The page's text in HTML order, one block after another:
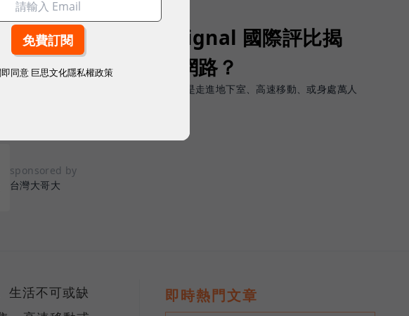
3C生活
極速迷思」！Opensignal 國際評比揭
麼才是 5G 時代的好網路？
路服務，不是測速軟體上的瞬間峰值，而是走進地下室、高速移動、或身處萬人
sponsored by
台灣大哥大
生活不可或缺
即時熱門文章
同意 巨思文化隱私權政策